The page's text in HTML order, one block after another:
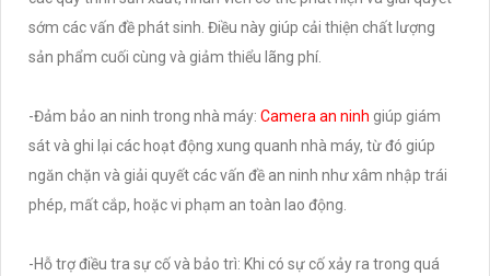
sớm các vấn đề phát sinh. Điều này giúp cải thiện chất lượng
sản phẩm cuối cùng và giảm thiểu lãng phí.
-Đảm bảo an ninh trong nhà máy: Camera an ninh giúp giám
sát và ghi lại các hoạt động xung quanh nhà máy, từ đó giúp
ngăn chặn và giải quyết các vấn đề an ninh như xâm nhập trái
phép, mất cắp, hoặc vi phạm an toàn lao động.
-Hỗ trợ điều tra sự cố và bảo trì: Khi có sự cố xảy ra trong quá